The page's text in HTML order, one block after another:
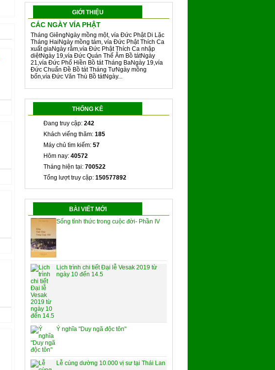
GIỚI THIỆU
CÁC NGÀY VÍA PHẬT
Tháng GiêngNgày mồng một, vía Đức Phật Di Lặc
Tháng HaiNgày mồng tám, vía Đức Phật Thích Ca
xuất giaNgày rằm,vía Đức Phật Thích Ca nhập
diệtNgày 19,vía Đức Quán Thế Âm Bồ tátNgày
21,vía Đức Phổ Hiền Bồ tát Tháng BaNgày 19,vía
Đức Chuẩn Đề Bồ tát Tháng TưNgày mồng
bốn,vía Đức Văn Thù Bồ tátNgày...
THỐNG KÊ
Đang truy cập: 242
Khách viếng thăm: 185
Máy chủ tìm kiếm: 57
Hôm nay: 40572
Tháng hiện tại: 700522
Tổng lượt truy cập: 150577892
BÀI VIẾT MỚI
Sống tỉnh thức trong cuộc đời- Phần IV
Lịch trình chi tiết Đại lễ Vesak 2019 từ
ngày 10 đến 14.5
Ý nghĩa "Duy ngã độc tôn"
Lễ cúng dường 10.000 vị sư tại Thái Lan